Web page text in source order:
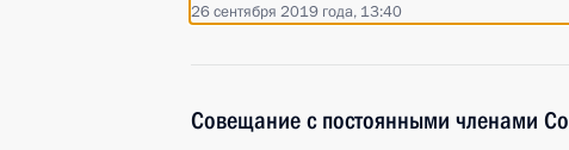
26 сентября 2019 года, 13:40
Совещание с постоянными членами